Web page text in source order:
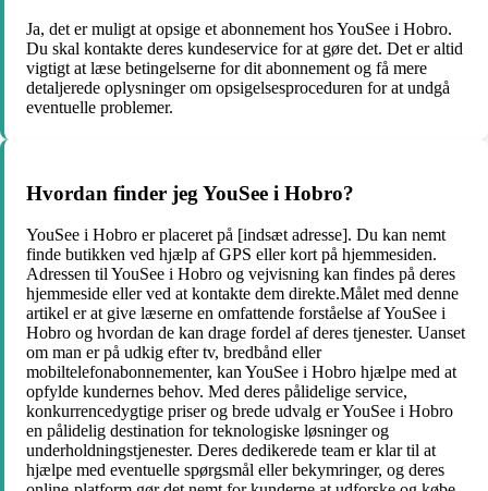
Ja, det er muligt at opsige et abonnement hos YouSee i Hobro.
Du skal kontakte deres kundeservice for at gøre det. Det er altid
vigtigt at læse betingelserne for dit abonnement og få mere
detaljerede oplysninger om opsigelsesproceduren for at undgå
eventuelle problemer.
Hvordan finder jeg YouSee i Hobro?
YouSee i Hobro er placeret på [indsæt adresse]. Du kan nemt
finde butikken ved hjælp af GPS eller kort på hjemmesiden.
Adressen til YouSee i Hobro og vejvisning kan findes på deres
hjemmeside eller ved at kontakte dem direkte.Målet med denne
artikel er at give læserne en omfattende forståelse af YouSee i
Hobro og hvordan de kan drage fordel af deres tjenester. Uanset
om man er på udkig efter tv, bredbånd eller
mobiltelefonabonnementer, kan YouSee i Hobro hjælpe med at
opfylde kundernes behov. Med deres pålidelige service,
konkurrencedygtige priser og brede udvalg er YouSee i Hobro
en pålidelig destination for teknologiske løsninger og
underholdningstjenester. Deres dedikerede team er klar til at
hjælpe med eventuelle spørgsmål eller bekymringer, og deres